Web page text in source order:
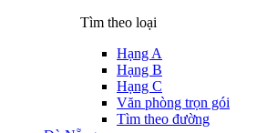
Tìm theo loại
Hạng A
Hạng B
Hạng C
Văn phòng trọn gói
Tìm theo đường